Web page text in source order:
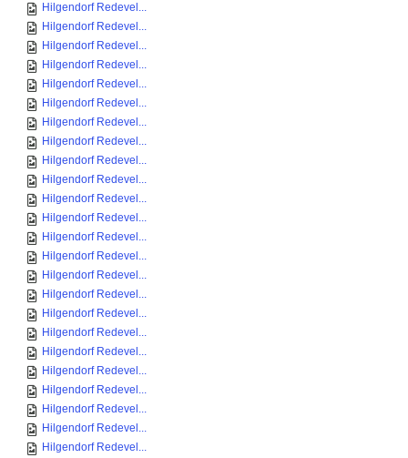
Hilgendorf Redevel...
Hilgendorf Redevel...
Hilgendorf Redevel...
Hilgendorf Redevel...
Hilgendorf Redevel...
Hilgendorf Redevel...
Hilgendorf Redevel...
Hilgendorf Redevel...
Hilgendorf Redevel...
Hilgendorf Redevel...
Hilgendorf Redevel...
Hilgendorf Redevel...
Hilgendorf Redevel...
Hilgendorf Redevel...
Hilgendorf Redevel...
Hilgendorf Redevel...
Hilgendorf Redevel...
Hilgendorf Redevel...
Hilgendorf Redevel...
Hilgendorf Redevel...
Hilgendorf Redevel...
Hilgendorf Redevel...
Hilgendorf Redevel...
Hilgendorf Redevel...